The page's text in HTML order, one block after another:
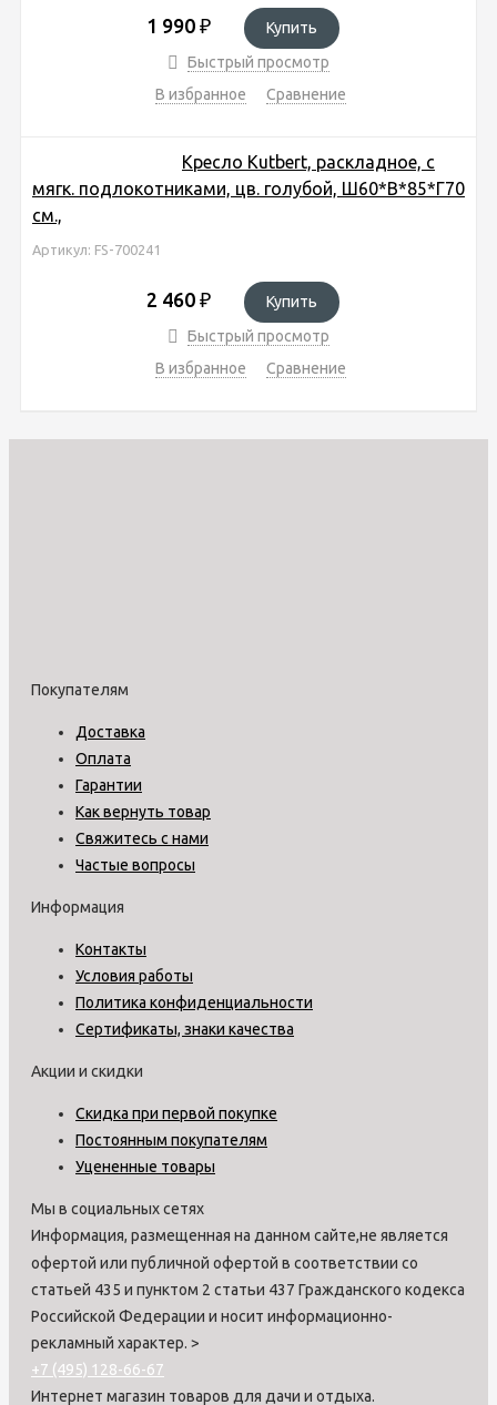
1 990 ₽
Купить
Быстрый просмотр
В избранное
Сравнение
Кресло Kutbert, раскладное, с
мягк. подлокотниками, цв. голубой, Ш60*В*85*Г70
см.,
Артикул: FS-700241
2 460 ₽
Купить
Быстрый просмотр
В избранное
Сравнение
Покупателям
Доставка
Оплата
Гарантии
Как вернуть товар
Свяжитесь с нами
Частые вопросы
Информация
Контакты
Условия работы
Политика конфиденциальности
Сертификаты, знаки качества
Акции и скидки
Скидка при первой покупке
Постоянным покупателям
Уцененные товары
Мы в социальных сетях
Информация, размещенная на данном сайте,не является
офертой или публичной офертой в соответствии со
статьей 435 и пунктом 2 статьи 437 Гражданского кодекса
Российской Федерации и носит информационно-
рекламный характер. >
+7 (495) 128-66-67
Интернет магазин товаров для дачи и отдыха.